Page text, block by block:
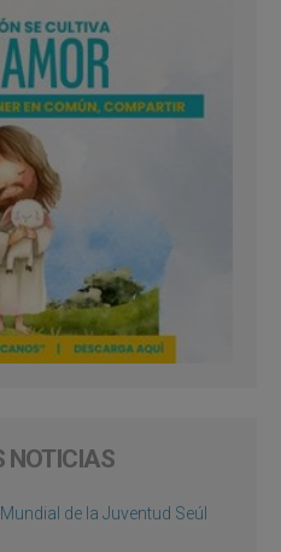
NOTICIAS
de la Juventud Seúl